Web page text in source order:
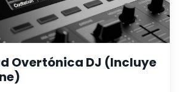
Overtónica DJ (Incluye